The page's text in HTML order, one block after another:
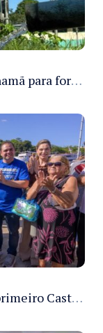
Cosama inicia força-tarefa em Anamã para fortalecer abastecimento de água e segurança hídrica da população
Governo do Amazonas inaugura primeiro Castramóvel Fluvial para atendimento veterinário às comunidades ribeirinhas e castração gratuita